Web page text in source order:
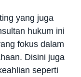
yang juga
hukum ini
fokus dalam
Disini juga
seperti